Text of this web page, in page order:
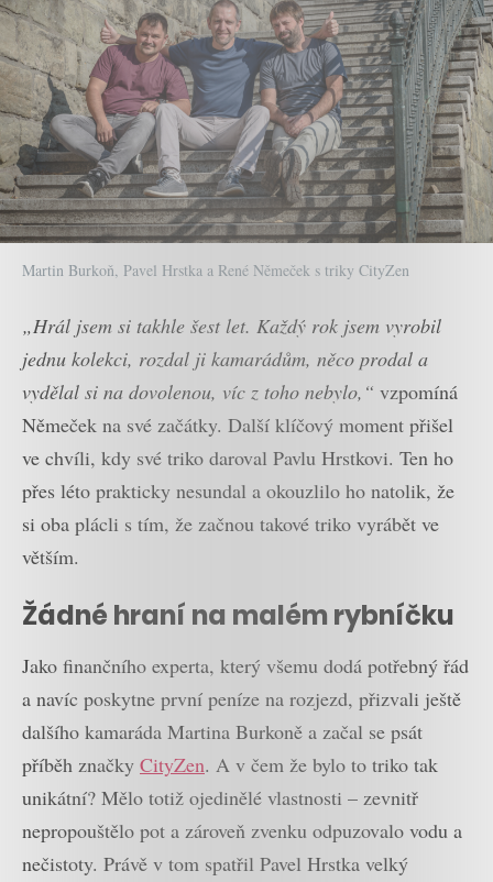
Martin Burkoň, Pavel Hrstka a René Němeček s triky CityZen
„Hrál jsem si takhle šest let. Každý rok jsem vyrobil
jednu kolekci, rozdal ji kamarádům, něco prodal a
vydělal si na dovolenou, víc z toho nebylo,“ vzpomíná
Němeček na své začátky. Další klíčový moment přišel
ve chvíli, kdy své triko daroval Pavlu Hrstkovi. Ten ho
přes léto prakticky nesundal a okouzlilo ho natolik, že
si oba plácli s tím, že začnou takové triko vyrábět ve
větším.
Žádné hraní na malém rybníčku
Jako finančního experta, který všemu dodá potřebný řád
a navíc poskytne první peníze na rozjezd, přizvali ještě
dalšího kamaráda Martina Burkoně a začal se psát
příběh značky CityZen. A v čem že bylo to triko tak
unikátní? Mělo totiž ojedinělé vlastnosti – zevnitř
nepropouštělo pot a zároveň zvenku odpuzovalo vodu a
nečistoty. Právě v tom spatřil Pavel Hrstka velký